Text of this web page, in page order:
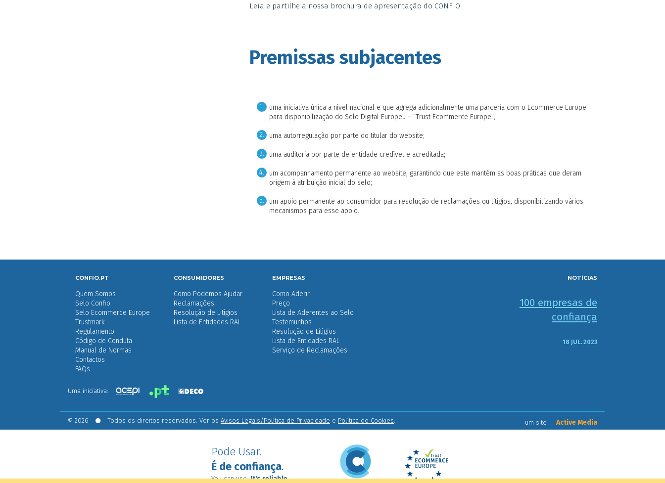
Leia e partilhe a nossa brochura de apresentação do CONFIO.
Premissas subjacentes
uma iniciativa única a nível nacional e que agrega adicionalmente uma parceria com o Ecommerce Europe
para disponibilização do Selo Digital Europeu – “Trust Ecommerce Europe”;
uma autorregulação por parte do titular do website;
uma auditoria por parte de entidade credível e acreditada;
um acompanhamento permanente ao website, garantindo que este mantém as boas práticas que deram
origem à atribuição inicial do selo;
um apoio permanente ao consumidor para resolução de reclamações ou litígios, disponibilizando vários
mecanismos para esse apoio.
CONFIO.PT
Quem Somos
Selo Confio
Selo Ecommerce Europe
Trustmark
Regulamento
Código de Conduta
Manual de Normas
Contactos
FAQs
CONSUMIDORES
Como Podemos Ajudar
Reclamações
Resolução de Litígios
Lista de Entidades RAL
EMPRESAS
Como Aderir
Preço
Lista de Aderentes ao Selo
Testemunhos
Resolução de Litígios
Lista de Entidades RAL
Serviço de Reclamações
NOTÍCIAS
100 empresas de
confiança
18 JUL. 2023
Uma iniciativa:
© 2026 Todos os direitos reservados. Ver os Avisos Legais/Política de Privacidade e Política de Cookies um site Active Media
Pode Usar.
É de confiança.
You can use.It's reliable.